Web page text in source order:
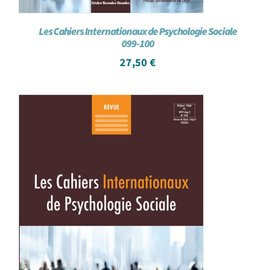
Les Cahiers Internationaux de Psychologie Sociale
099-100
27,50 €